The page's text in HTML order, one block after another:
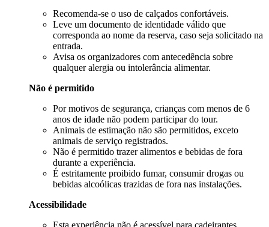
Recomenda-se o uso de calçados confortáveis.
Leve um documento de identidade válido que
corresponda ao nome da reserva, caso seja solicitado na
entrada.
Avisa os organizadores com antecedência sobre
qualquer alergia ou intolerância alimentar.
Não é permitido
Por motivos de segurança, crianças com menos de 6
anos de idade não podem participar do tour.
Animais de estimação não são permitidos, exceto
animais de serviço registrados.
Não é permitido trazer alimentos e bebidas de fora
durante a experiência.
É estritamente proibido fumar, consumir drogas ou
bebidas alcoólicas trazidas de fora nas instalações.
Acessibilidade
Esta experiência não é acessível para cadeirantes.